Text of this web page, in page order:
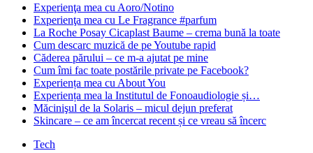
Experienţa mea cu Aoro/Notino
Experienţa mea cu Le Fragrance #parfum
La Roche Posay Cicaplast Baume – crema bună la toate
Cum descarc muzică de pe Youtube rapid
Căderea părului – ce m-a ajutat pe mine
Cum îmi fac toate postările private pe Facebook?
Experiența mea cu About You
Experiența mea la Institutul de Fonoaudiologie și…
Măcinişul de la Solaris – micul dejun preferat
Skincare – ce am încercat recent și ce vreau să încerc
Tech